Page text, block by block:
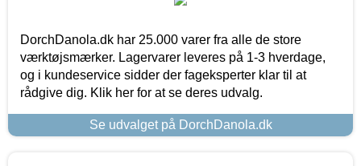
DorchDanola.dk har 25.000 varer fra alle de store
værktøjsmærker. Lagervarer leveres på 1-3 hverdage,
og i kundeservice sidder der fageksperter klar til at
rådgive dig. Klik her for at se deres udvalg.
Se udvalget på DorchDanola.dk